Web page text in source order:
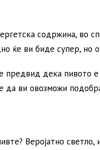
содржина, во
ќе ви биде супер, но
предвид дека
да ви овозможи
Веројатно